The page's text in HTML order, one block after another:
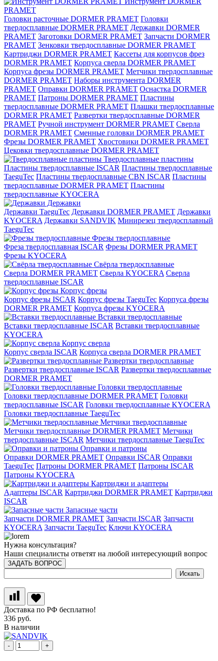
PRAMET
Головки расточные DORMER PRAMET Головки
твердосплавные DORMER PRAMET Державки DORMER
PRAMET Заготовки DORMER PRAMET Запчасти DORMER
PRAMET Зенковки твердосплавные DORMER PRAMET
Картриджи DORMER PRAMET Кассеты для корпусов фрез
DORMER PRAMET Корпуса сверла DORMER PRAMET
Корпуса фрезы DORMER PRAMET Метчики твердосплавные
DORMER PRAMET Наборы инструмента DORMER
PRAMET Оправки DORMER PRAMET Оснастка DORMER
PRAMET Патроны DORMER PRAMET Пластины
твердосплавные DORMER PRAMET Плашки твердосплавные
DORMER PRAMET Развертки твердосплавные DORMER
PRAMET Ручной инструмент DORMER PRAMET Сверла
DORMER PRAMET Сменные головки DORMER PRAMET
Фрезы DORMER PRAMET Хвостовики DORMER PRAMET
Цековки твердосплавные DORMER PRAMET
Твердосплавные пластины
Пластины твердосплавные ISCAR Пластины твердосплавные
TaeguTec Пластины твердосплавные CBN ISCAR Пластины
твердосплавные DORMER PRAMET Пластины
твердосплавные KYOCERA
Державки
Державки TaeguTec Державки DORMER PRAMET Державки
KYOCERA Державки SANDVIK Минирезец твердосплавный
TaeguTec
Фрезы твердосплавные
Фреза твердосплавная ISCAR Фрезы DORMER PRAMET
Фрезы KYOCERA
Свёрла твердосплавные
Сверла DORMER PRAMET Сверла KYOCERA Сверла
твердосплавные ISCAR
Корпус фрезы
Корпус фрезы ISCAR Корпус фрезы TaeguTec Корпуса фрезы
DORMER PRAMET Корпуса фрезы KYOCERA
Вставки твердосплавные
Вставки твердосплавные ISCAR Вставки твердосплавные
KYOCERA
Корпус сверла
Корпус сверла ISCAR Корпуса сверла DORMER PRAMET
Развертки твердосплавные
Развертки твердосплавные ISCAR Развертки твердосплавные
DORMER PRAMET
Головки твердосплавные
Головки твердосплавные DORMER PRAMET Головки
твердосплавные ISCAR Головки твердосплавные KYOCERA
Головки твердосплавные TaeguTec
Метчики твердосплавные
Метчики твердосплавные DORMER PRAMET Метчики
твердосплавные ISCAR Метчики твердосплавные TaeguTec
Оправки и патроны
Оправки DORMER PRAMET Оправки ISCAR Оправки
TaeguTec Патроны DORMER PRAMET Патроны ISCAR
Патроны KYOCERA
Картриджи и адаптеры
Адаптеры ISCAR Картриджи DORMER PRAMET Картриджи
ISCAR
Запасные части
Запчасти DORMER PRAMET Запчасти ISCAR Запчасти
KYOCERA Запчасти TaeguTec Ключи KYOCERA
Нужна консультация?
Наши специалисты ответят на любой интересующий вопрос
ЗАДАТЬ ВОПРОС
Доставка по РФ бесплатно!
336 руб.
В наличии
- +